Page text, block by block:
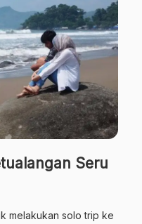
Seru
melakukan solo trip ke